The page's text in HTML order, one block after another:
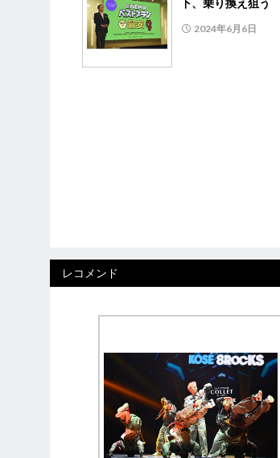
2024年6月6日
レコメンド